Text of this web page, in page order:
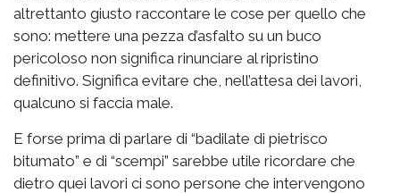
altrettanto giusto raccontare le cose per quello che
sono: mettere una pezza d’asfalto su un buco
pericoloso non significa rinunciare al ripristino
definitivo. Significa evitare che, nell’attesa dei lavori,
qualcuno si faccia male.
E forse prima di parlare di “badilate di pietrisco
bitumato” e di “scempi” sarebbe utile ricordare che
dietro quei lavori ci sono persone che intervengono